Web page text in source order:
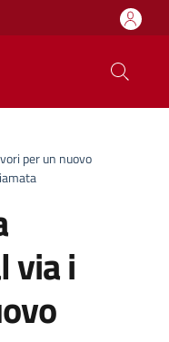
per un nuovo
via i